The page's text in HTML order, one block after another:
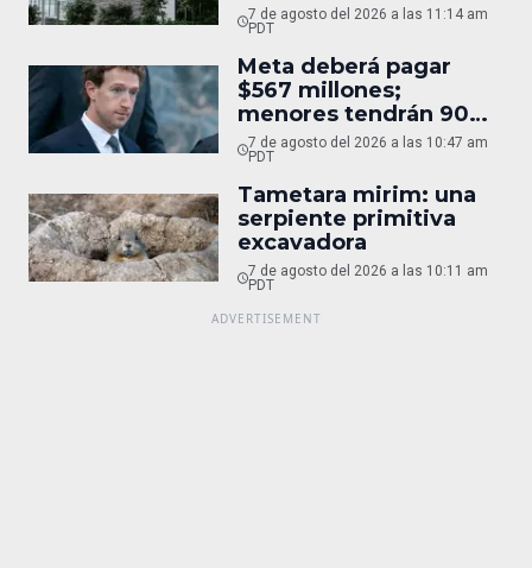
7 de agosto del 2026 a las 11:14 am
PDT
Meta deberá pagar
$567 millones;
menores tendrán 90
horas
7 de agosto del 2026 a las 10:47 am
PDT
Tametara mirim: una
serpiente primitiva
excavadora
7 de agosto del 2026 a las 10:11 am
PDT